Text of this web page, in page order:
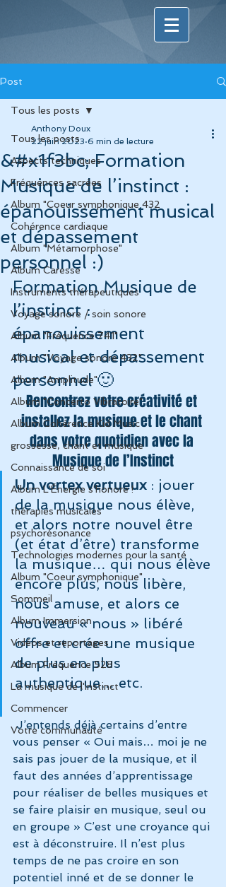
Post
Tous les posts
Aspects techniques
Fréquences sacrées
Album "Coeur symphonique 432
Cohérence cardiaque
Album "Métamorphose"
Album Caresse
Instruments thérapeutiques
Voyage sonore / soin sonore
Album "Fréquence 741"
Album "Voyage sonore 432"
Album "Amplitude"
Album "Concerto Vibratoire"
Album Cohérence Kid Music
grossesse, chant et musique
Connaissance de soi
Album L'Énergie s'honore !
thérapies musicales
psychorésonance
Technologies modernes pour la santé
Album "Coeur symphonique"
Sommeil
Album Immersion
Vidéos et reportages
Album Fréquence 528
La musique de l'instinct
Commencer
Votre communauté
Tous les posts
&#x1f3bc; Formation
Musique de l’instinct :
épanouissement musical
et dépassement
personnel :)
Anthony Doux
22 juin 2023 6 min de lecture
Formation Musique de
l’instinct :
épanouissement
musical et dépassement
personnel 🙂
Rencontrez votre créativité et
installez la musique et le chant
dans votre quotidien avec la
Musique de l’Instinct
Un vortex vertueux : jouer
de la musique nous élève,
et alors notre nouvel être
(et état d’être) transforme
la musique… qui nous élève
encore plus, nous libère,
nous amuse, et alors ce
nouveau « nous » libéré
offre et crée une musique
de plus en plus
authentique… etc.
J’entends déjà certains d’entre
vous penser « Oui mais… moi je ne
sais pas jouer de la musique, et il
faut des années d’apprentissage
pour réaliser de belles musiques et
se faire plaisir en musique, seul ou
en groupe » C’est une croyance qui
est à déconstruire. Il n’est plus
temps de ne pas croire en son
potentiel inné et de se donner le